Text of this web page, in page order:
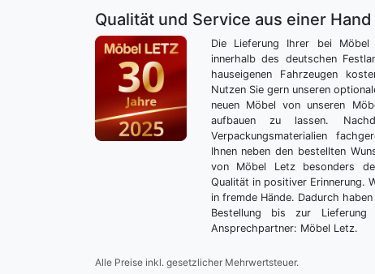
Qualität und Service aus einer Hand
Die Lieferung Ihrer bei
innerhalb des deutschen
hauseigenen Fahrzeugen
Nutzen Sie gern unseren
neuen Möbel von unseren
aufbauen zu lassen.
Verpackungsmaterialien
Ihnen neben den bestellten
von Möbel Letz besonders
Qualität in positiver Erinnerung.
in fremde Hände. Dadurch
Bestellung bis zur
Ansprechpartner: Möbel Letz.
Alle Preise inkl. gesetzlicher Mehrwertsteuer.